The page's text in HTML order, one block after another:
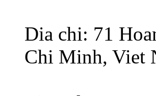
Dia chi: 71
Chi Minh, Viet